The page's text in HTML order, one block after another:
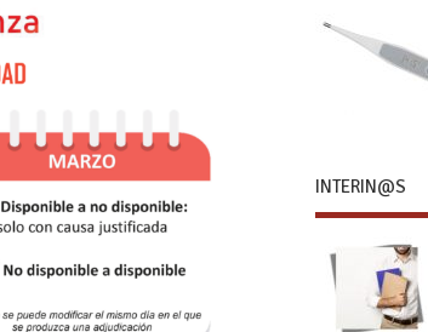
INTERIN@S